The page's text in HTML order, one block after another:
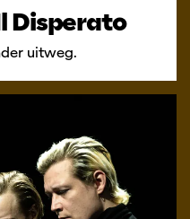
Disperato
uitweg.